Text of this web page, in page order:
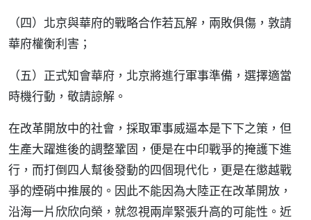
（四）北京與華府的戰略合作若瓦解，兩敗俱傷，敦請
華府權衡利害；
（五）正式知會華府，北京將進行軍事準備，選擇適當
時機行動，敬請諒解。
在改革開放中的社會，採取軍事威逼本是下下之策，但
生產大躍進後的調整鞏固，便是在中印戰爭的掩護下進
行，而打倒四人幫後發動的四個現代化，更是在懲越戰
爭的煙硝中推展的。因此不能因為大陸正在改革開放，
沿海一片欣欣向榮，就忽視兩岸緊張升高的可能性。近